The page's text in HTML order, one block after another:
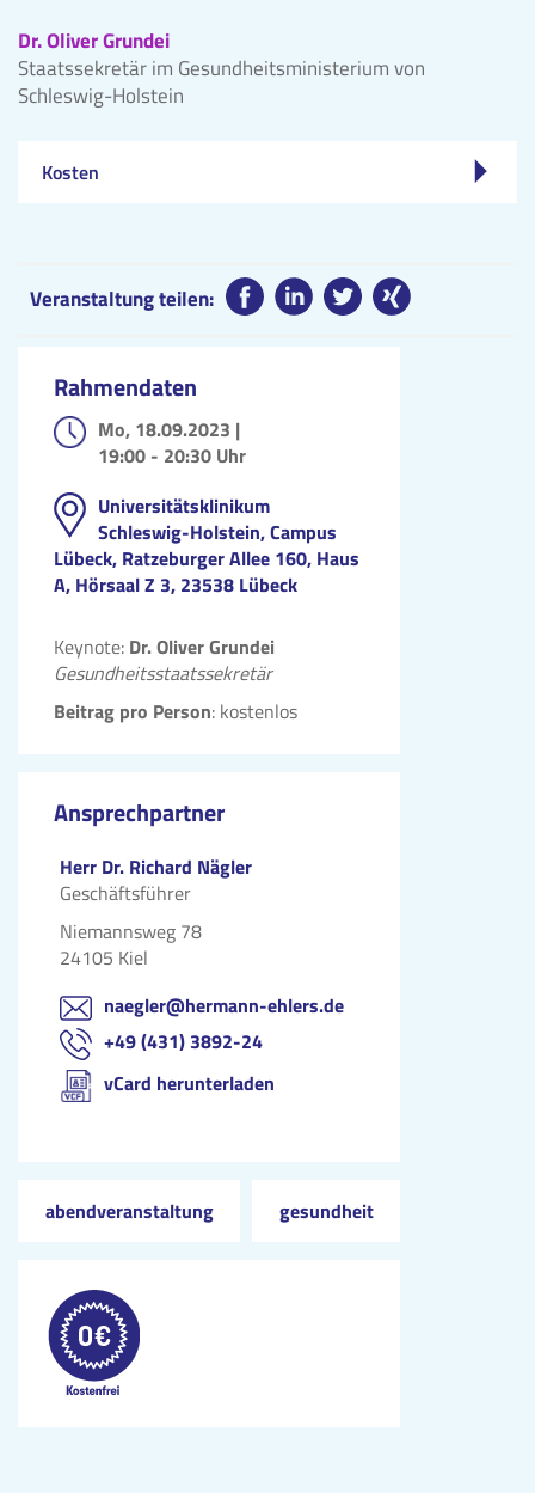
Dr. Oliver Grundei
Staatssekretär im Gesundheitsministerium von
Schleswig-Holstein
Kosten
Veranstaltung teilen:
Rahmendaten
Mo, 18.09.2023 |
19:00 - 20:30 Uhr
Universitätsklinikum
Schleswig-Holstein, Campus
Lübeck, Ratzeburger Allee 160, Haus
A, Hörsaal Z 3, 23538 Lübeck
Keynote: Dr. Oliver Grundei
Gesundheitsstaatssekretär
Beitrag pro Person: kostenlos
Ansprechpartner
Herr Dr. Richard Nägler
Geschäftsführer
Niemannsweg 78
24105 Kiel
naegler@hermann-ehlers.de
+49 (431) 3892-24
vCard herunterladen
abendveranstaltung gesundheit